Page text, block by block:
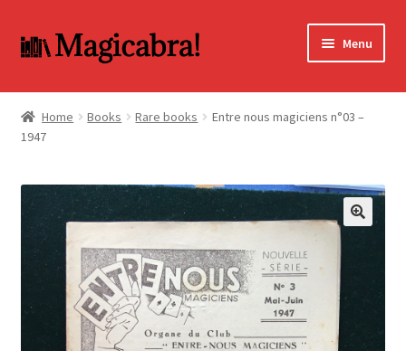
Skip
to
Skip
to
Menu
BOOKS
DVD
MY ACCOUNT
Home Books Rare books
Entre nous magiciens n°03 –
1947
🔍